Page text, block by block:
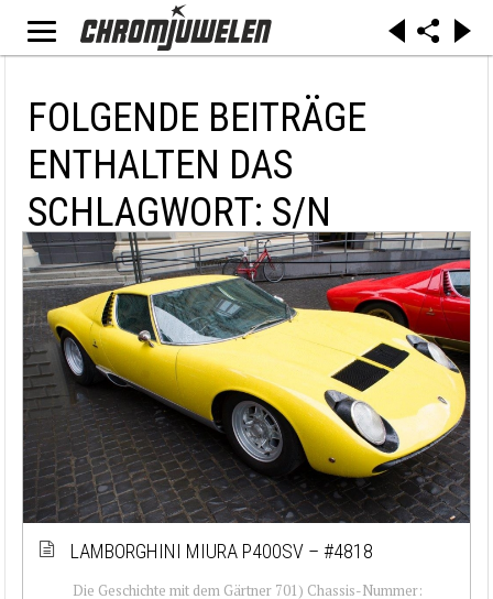
FOLGENDE BEITRÄGE
ENTHALTEN DAS
SCHLAGWORT: S/N
LAMBORGHINI MIURA P400SV – #4818
Die Geschichte mit dem Gärtner 701) Chassis-Nummer: